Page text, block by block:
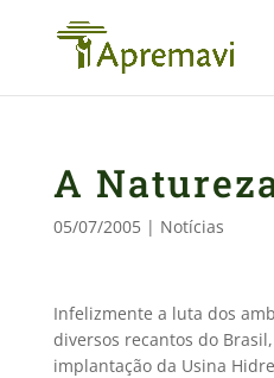
A
05/07/2005| Notícias
Infelizmente a luta dos
diversos recantos do
implantação da Usina